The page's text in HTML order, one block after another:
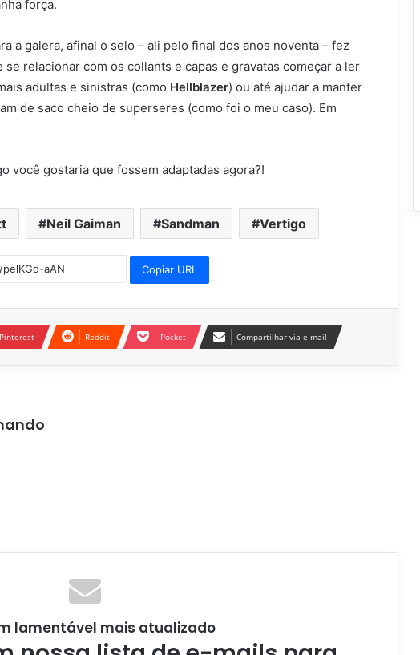
força.
a galera, afinal o selo – ali pelo final dos anos noventa – fez
relacionar com os collants e capas e gravatas começar a ler
adultas e sinistras (como Hellblazer) ou até ajudar a manter
de saco cheio de superseres (como foi o meu caso). Em
você gostaria que fossem adaptadas agora?!
Neil Gaiman Sandman Vertigo
Copiar URL
Pinterest Reddit Pocket Compartilhar via e-mail
lamentável mais atualizado